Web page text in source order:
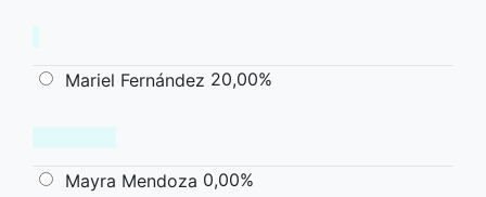
Mariel Fernández 20,00%
Mayra Mendoza 0,00%